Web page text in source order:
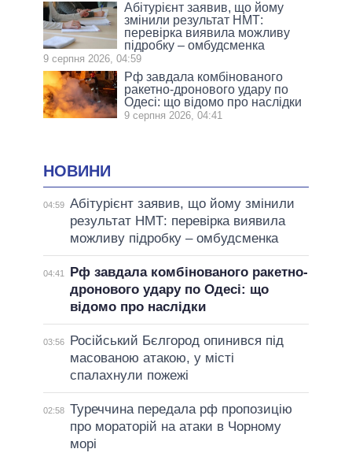
Абітурієнт заявив, що йому
змінили результат НМТ:
перевірка виявила можливу
підробку – омбудсменка
9 серпня 2026, 04:59
Рф завдала комбінованого
ракетно-дронового удару по
Одесі: що відомо про наслідки
9 серпня 2026, 04:41
НОВИНИ
04:59 Абітурієнт заявив, що йому змінили
результат НМТ: перевірка виявила
можливу підробку – омбудсменка
04:41
Рф завдала комбінованого ракетно-
дронового удару по Одесі: що
відомо про наслідки
03:56
Російський Бєлгород опинився під
масованою атакою, у місті
спалахнули пожежі
02:58 Туреччина передала рф пропозицію
про мораторій на атаки в Чорному
морі